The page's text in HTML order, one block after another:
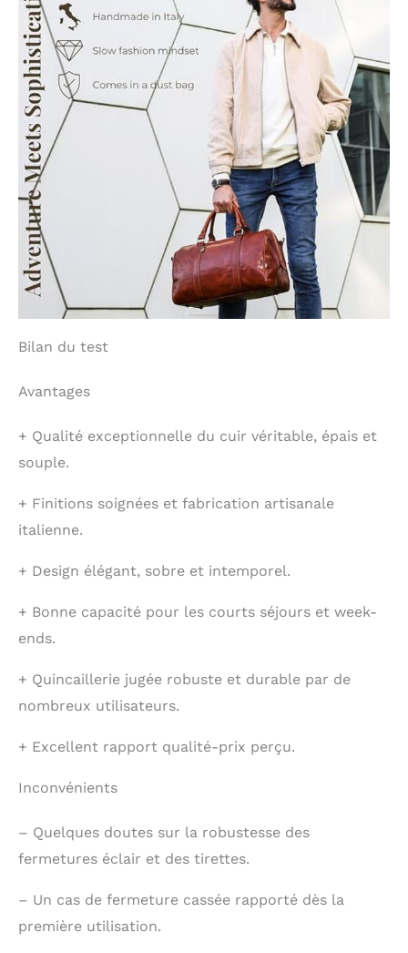
Bilan du test
Avantages
+ Qualité exceptionnelle du cuir véritable, épais et
souple.
+ Finitions soignées et fabrication artisanale
italienne.
+ Design élégant, sobre et intemporel.
+ Bonne capacité pour les courts séjours et week-
ends.
+ Quincaillerie jugée robuste et durable par de
nombreux utilisateurs.
+ Excellent rapport qualité-prix perçu.
Inconvénients
– Quelques doutes sur la robustesse des
fermetures éclair et des tirettes.
– Un cas de fermeture cassée rapporté dès la
première utilisation.